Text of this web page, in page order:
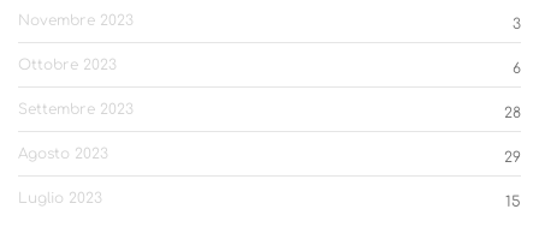
Novembre 2023 3
Ottobre 2023 6
Settembre 2023 28
Agosto 2023 29
Luglio 2023 15